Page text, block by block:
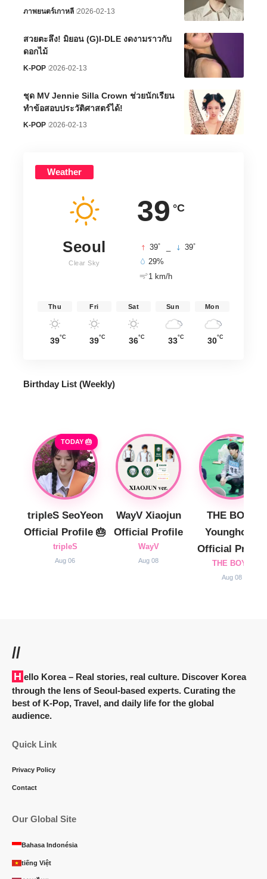
ภาพยนตร์เกาหลี 2026-02-13
สวยตะลึง! มิยอน (G)I-DLE งดงามราวกับ
ดอกไม้
K-POP 2026-02-13
ชุด MV Jennie Silla Crown ช่วยนักเรียน
ทำข้อสอบประวัติศาสตร์ได้!
K-POP 2026-02-13
Weather
39 °C
Seoul
Clear Sky
39° 39°
29%
1 km/h
Thu
39°C
Fri
39°C
Sat
36°C
Sun
33°C
Mon
30°C
Birthday List (Weekly)
TODAY 🎂
tripleS SeoYeon
Official Profile 🎂
tripleS
Aug 06
WayV Xiaojun
Official Profile
WayV
Aug 08
THE BOYZ
Younghoon
Official Profile
THE BOYZ
Aug 08
//
Hello Korea– Real stories, real culture. Discover Korea
through the lens of Seoul-based experts. Curating the
best of K-Pop, Travel, and daily life for the global
audience.
Quick Link
Privacy Policy
Contact
Our Global Site
Bahasa Indonésia
tiếng Việt